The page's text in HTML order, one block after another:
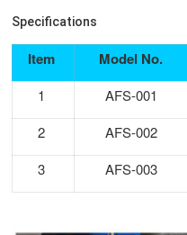
Specifications
Item Model No.
1 AFS-001
2
AFS-002
3
AFS-003